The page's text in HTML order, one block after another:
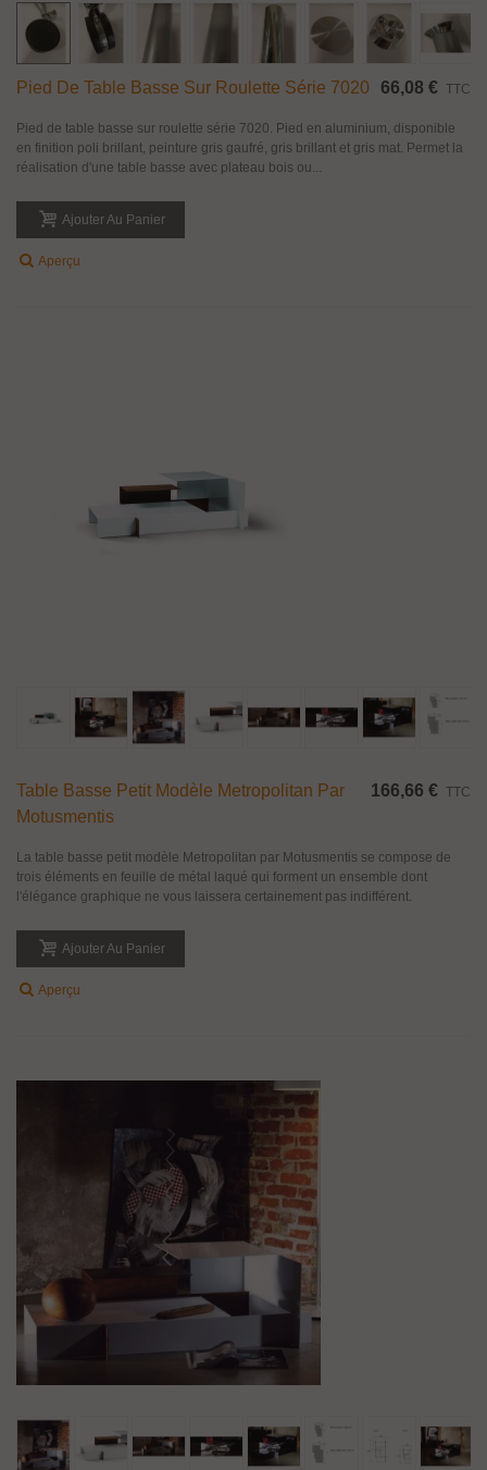
Pied De Table Basse Sur Roulette Série 7020 66,08 € TTC
Pied de table basse sur roulette série 7020. Pied en aluminium, disponible
en finition poli brillant, peinture gris gaufré, gris brillant et gris mat. Permet la
réalisation d'une table basse avec plateau bois ou...
Ajouter Au Panier
Aperçu
Table Basse Petit Modèle Metropolitan Par
Motusmentis
166,66 € TTC
La table basse petit modèle Metropolitan par Motusmentis se compose de
trois éléments en feuille de métal laqué qui forment un ensemble dont
l'élégance graphique ne vous laissera certainement pas indifférent.
Ajouter Au Panier
Aperçu